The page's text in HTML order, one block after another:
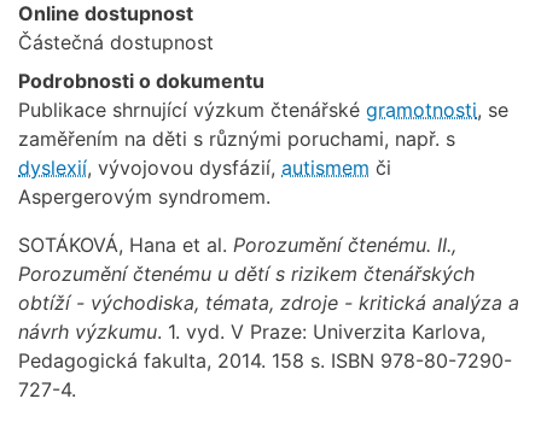
Online dostupnost
Částečná dostupnost
Podrobnosti o dokumentu
Publikace shrnující výzkum čtenářské gramotnosti, se
zaměřením na děti s různými poruchami, např. s
dyslexií, vývojovou dysfázií, autismem či
Aspergerovým syndromem.
SOTÁKOVÁ, Hana et al. Porozumění čtenému. II.,
Porozumění čtenému u dětí s rizikem čtenářských
obtíží - východiska, témata, zdroje - kritická analýza a
návrh výzkumu. 1. vyd. V Praze: Univerzita Karlova,
Pedagogická fakulta, 2014. 158 s. ISBN 978-80-7290-
727-4.